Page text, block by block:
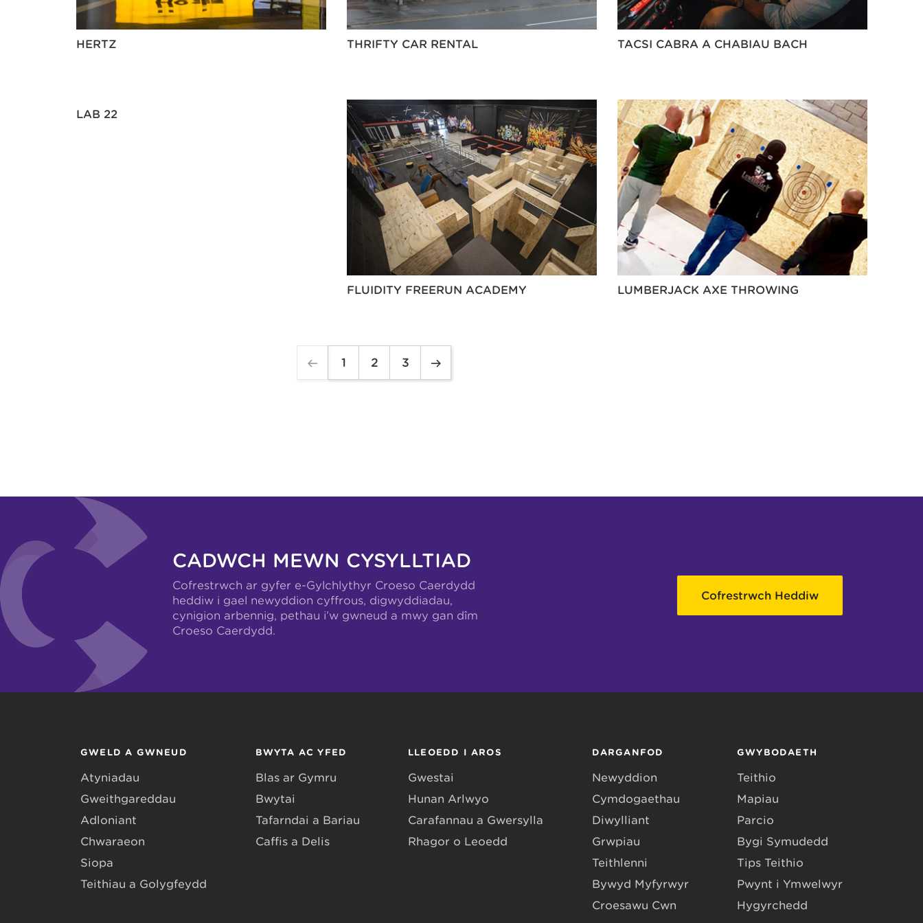
HERTZ THRIFTY CAR RENTAL TACSI CABRA A CHABIAU BACH
LAB 22
FLUIDITY FREERUN ACADEMY LUMBERJACK AXE THROWING
1 2 3
CADWCH MEWN CYSYLLTIAD
Cofrestrwch ar gyfer e-Gylchlythyr Croeso Caerdydd
heddiw i gael newyddion cyffrous, digwyddiadau,
cynigion arbennig, pethau i’w gwneud a mwy gan dîm
Croeso Caerdydd.
Cofrestrwch Heddiw
GWELD A GWNEUD
Atyniadau
Gweithgareddau
Adloniant
Chwaraeon
Siopa
Teithiau a Golygfeydd
BWYTA AC YFED
Blas ar Gymru
Bwytai
Tafarndai a Bariau
Caffis a Delis
LLEOEDD I AROS
Gwestai
Hunan Arlwyo
Carafannau a Gwersylla
Rhagor o Leoedd
DARGANFOD
Newyddion
Cymdogaethau
Diwylliant
Grwpiau
Teithlenni
Bywyd Myfyrwyr
Croesawu Cŵn
GWYBODAETH
Teithio
Mapiau
Parcio
Bygi Symudedd
Tips Teithio
Pwynt i Ymwelwyr
Hygyrchedd